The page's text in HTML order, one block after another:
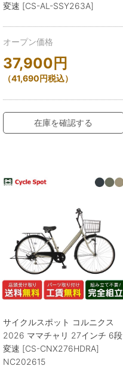
変速 [CS-AL-SSY263A]
オープン価格
37,900 円
（41,690円税込）
在庫を確認する
サイクルスポット コルニクス
2026 ママチャリ 27インチ 6段
変速 [CS-CNX276HDRA]
NC202615